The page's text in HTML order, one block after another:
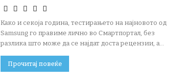
Како и секоја година, тестирањето на најновото од
Samsung го правиме лично во Смартпортал, без
разлика што може да се најдат доста рецензии, а...
Прочитај повеќе